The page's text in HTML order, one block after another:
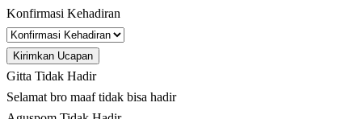
Konfirmasi Kehadiran
Kirimkan Ucapan
Gitta Tidak Hadir
Selamat bro maaf tidak bisa hadir